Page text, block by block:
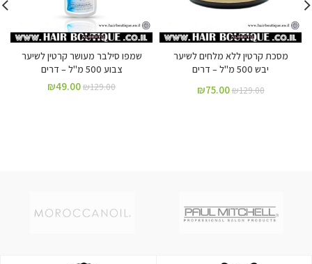
מסכת קרטין ללא מלחים לשיער
יבש 500 מ"ל – דרים
₪129.00
₪75.00
שמפו סילבר מעושר קרטין לשיער
צבוע 500 מ"ל – דרים
₪129.00
₪49.00